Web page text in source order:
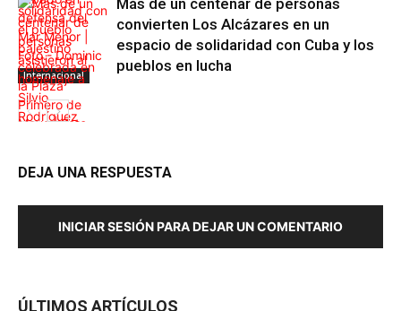
Internacional
convierten Los Alcázares en un
espacio de solidaridad con Cuba y los
pueblos en lucha
DEJA UNA RESPUESTA
INICIAR SESIÓN PARA DEJAR UN COMENTARIO
ÚLTIMOS ARTÍCULOS